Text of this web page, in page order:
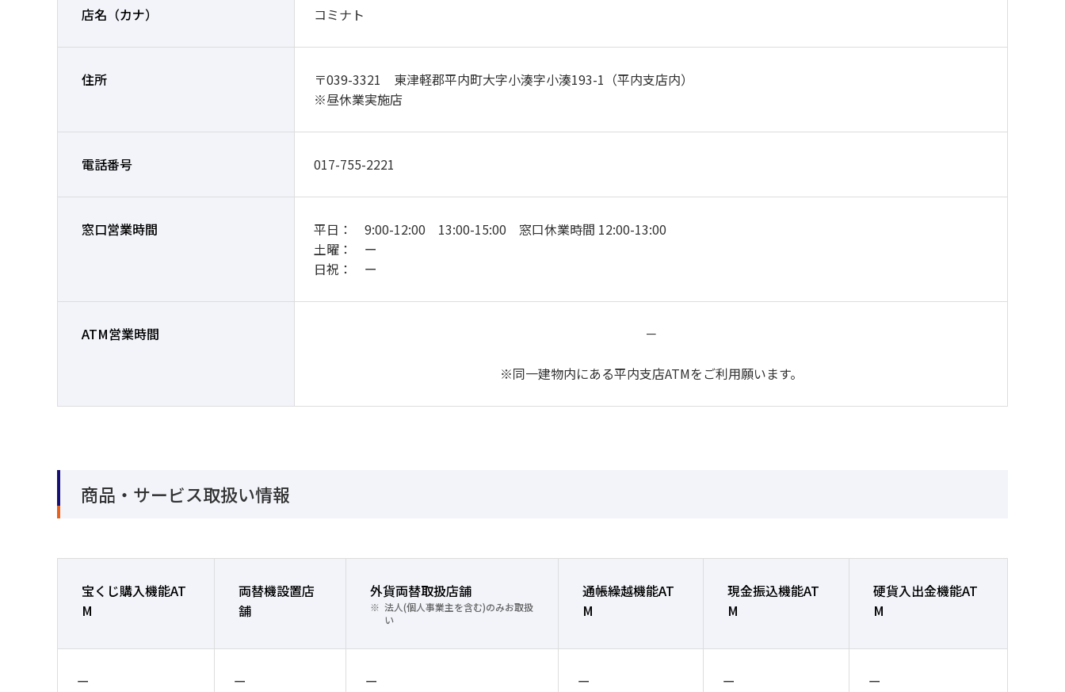
店名 （カナ） コミナト
住所
〒039-3321 東津軽郡平内町大字小湊字小湊193-1（平内支店内）
※昼休業実施店
電話番号 017-755-2221
窓口営業時間
平日： 9:00-12:00 13:00-15:00 窓口休業時間 12:00-13:00
土曜： ー
日祝： ー
ATM営業時間 －
※同一建物内にある平内支店ATMをご利用願います。
商品・サービス取扱い情報
宝くじ購入機能AT
M
両替機設置店
舗
外貨両替取扱店舗
法人(個人事業主を含む)のみお取扱
い
通帳繰越機能AT
M
現金振込機能AT
M
硬貨入出金機能AT
M
ー ー ー ー ー ー